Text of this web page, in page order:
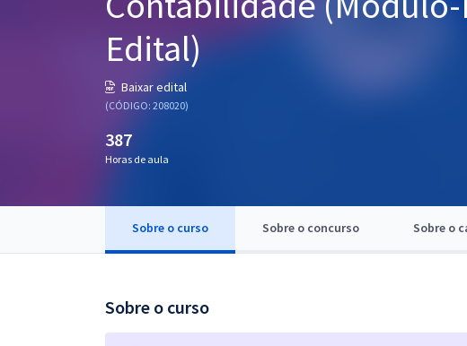
Conteúdo gratuito
Blog
Edital)
Baixar edital
(CÓDIGO: 208020)
387
Horas de aula
Sobre o curso Sobre o concurso Sobre o
Sobre o curso